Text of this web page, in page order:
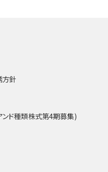
方針
ド種類株式第4期募集)